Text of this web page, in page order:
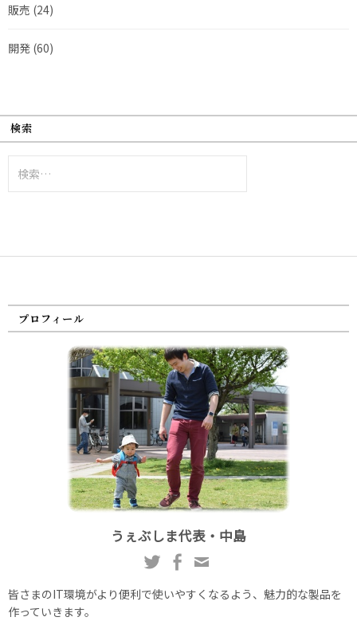
販売 (24)
開発 (60)
検索
索:
プロフィール
うぇぶしま代表・中島
皆さまのIT環境がより便利で使いやすくなるよう、魅力的な製品を
作っていきます。